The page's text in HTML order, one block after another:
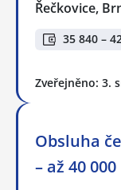
Řečkovice,
35 840 –
Zveřejněno: 3.
Obsluha
– až 40 000